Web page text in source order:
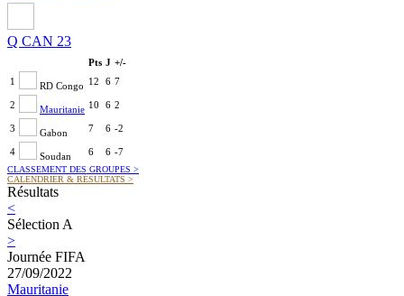
Q CAN 23
Pts J +/-
1
RD Congo 12 6 7
2 Mauritanie 10 6 2
3 Gabon 7 6 -2
4 Soudan 6 6 -7
CLASSEMENT DES GROUPES >
CALENDRIER & RÉSULTATS >
Résultats
<
Sélection A
>
Journée FIFA
27/09/2022
Mauritanie